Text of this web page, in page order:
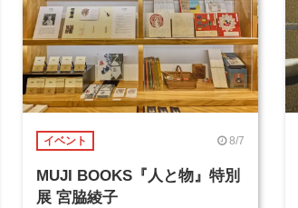
イベント 8/7
MUJI BOOKS『人と物』特別
展 宮脇綾子